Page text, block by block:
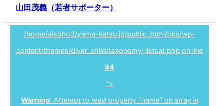
山田茂義（若者サポーター）
/home/aisoho3/yama-katsu.jp/public_html/oks/wp-
content/themes/diver_child/taxonomy-listcat.php on line
94
">
Warning: Attempt to read property "name" on array in